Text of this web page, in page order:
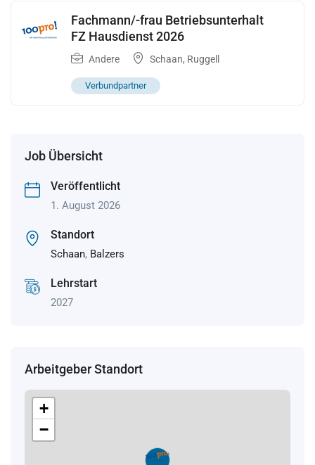
Fachmann/-frau Betriebsunterhalt
FZ Hausdienst 2026
Andere Schaan, Ruggell
Verbundpartner
Job Übersicht
Veröffentlicht
1. August 2026
Standort
Schaan, Balzers
Lehrstart
2027
Arbeitgeber Standort
+
−